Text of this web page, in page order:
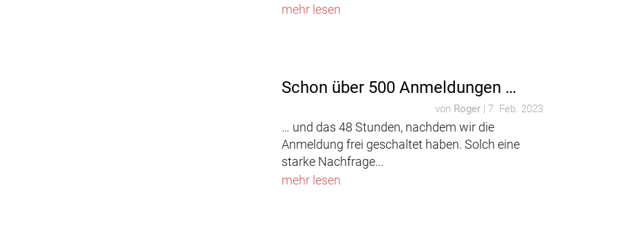
mehr lesen
Schon über 500 Anmeldungen …
von Roger| 7. Feb. 2023
… und das 48 Stunden, nachdem wir die
Anmeldung frei geschaltet haben. Solch eine
starke Nachfrage...
mehr lesen